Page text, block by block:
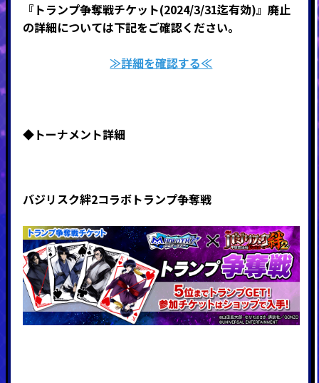
『トランプ争奪戦チケット(2024/3/31迄有効)』廃止
の詳細については下記をご確認ください。
≫詳細を確認する≪
◆トーナメント詳細
バジリスク絆2コラボトランプ争奪戦